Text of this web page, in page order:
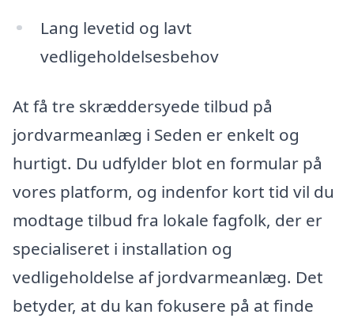
Lang levetid og lavt
vedligeholdelsesbehov
At få tre skræddersyede tilbud på
jordvarmeanlæg i Seden er enkelt og
hurtigt. Du udfylder blot en formular på
vores platform, og indenfor kort tid vil du
modtage tilbud fra lokale fagfolk, der er
specialiseret i installation og
vedligeholdelse af jordvarmeanlæg. Det
betyder, at du kan fokusere på at finde